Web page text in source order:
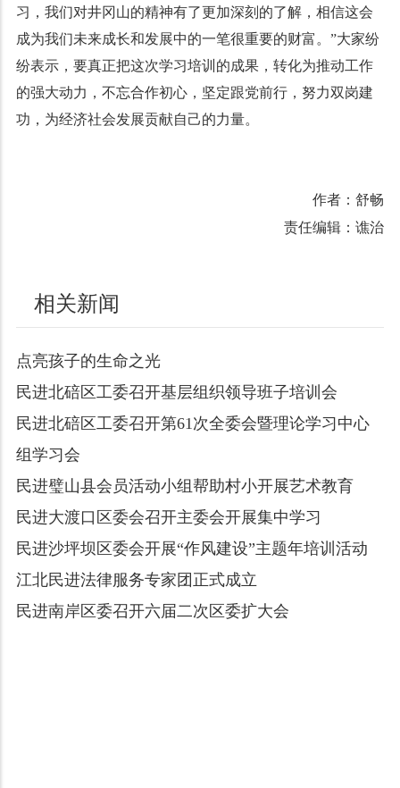
习，我们对井冈山的精神有了更加深刻的了解，相信这会
成为我们未来成长和发展中的一笔很重要的财富。”大家纷
纷表示，要真正把这次学习培训的成果，转化为推动工作
的强大动力，不忘合作初心，坚定跟党前行，努力双岗建
功，为经济社会发展贡献自己的力量。
作者：舒畅
责任编辑：谯治
相关新闻
点亮孩子的生命之光
民进北碚区工委召开基层组织领导班子培训会
民进北碚区工委召开第61次全委会暨理论学习中心
组学习会
民进璧山县会员活动小组帮助村小开展艺术教育
民进大渡口区委会召开主委会开展集中学习
民进沙坪坝区委会开展“作风建设”主题年培训活动
江北民进法律服务专家团正式成立
民进南岸区委召开六届二次区委扩大会